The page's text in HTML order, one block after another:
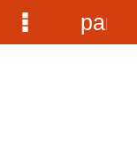
Menu
panel